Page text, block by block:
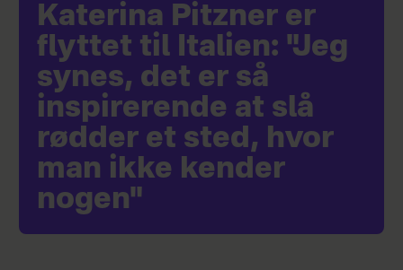
Katerina Pitzner er
flyttet til Italien: "Jeg
synes, det er så
inspirerende at slå
rødder et sted, hvor
man ikke kender
nogen"